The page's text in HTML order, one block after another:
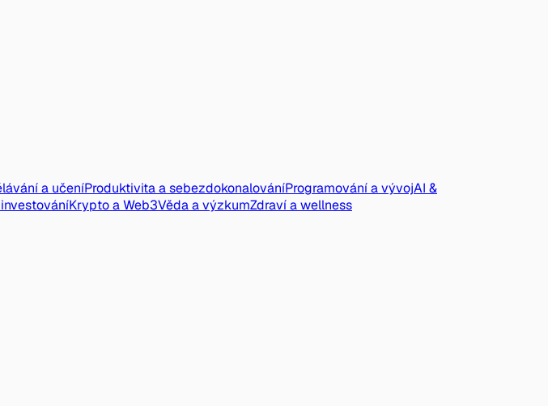
a učeníProduktivita a sebezdokonalováníProgramování a vývojAI &
Krypto a Web3Věda a výzkumZdraví a wellness